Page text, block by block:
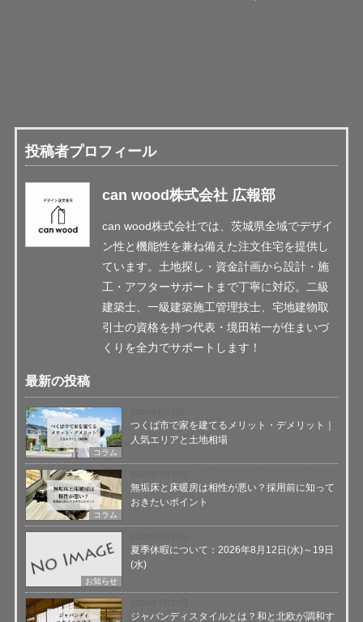
投稿者プロフィール
can wood株式会社 広報部
can wood株式会社では、茨城県全域でデザイ
ン性と機能性を兼ね備えた注文住宅を提供し
ています。土地探し・資金計画から設計・施
工・アフターサポートまで丁寧に対応。二級
建築士、一級建築施工管理技士、宅地建物取
引士の資格を持つ代表・境田祐一が住まいづ
くりを全力でサポートします！
最新の投稿
コラム
つくば市で家を建てるメリット・デメリット｜
人気エリアと土地相場
コラム
無垢床と床暖房は相性が悪い？採用前に知って
おきたいポイント
お知らせ
夏季休暇について：2026年8月12日(水)～19日
(水)
ジャパンディスタイルとは？和と北欧が調和す